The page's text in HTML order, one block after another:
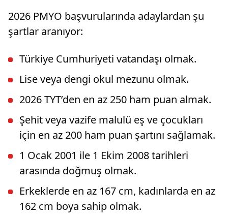
2026 PMYO başvurularında adaylardan şu
şartlar aranıyor:
Türkiye Cumhuriyeti vatandaşı olmak.
Lise veya dengi okul mezunu olmak.
2026 TYT’den en az 250 ham puan almak.
Şehit veya vazife malulü eş ve çocukları
için en az 200 ham puan şartını sağlamak.
1 Ocak 2001 ile 1 Ekim 2008 tarihleri
arasında doğmuş olmak.
Erkeklerde en az 167 cm, kadınlarda en az
162 cm boya sahip olmak.